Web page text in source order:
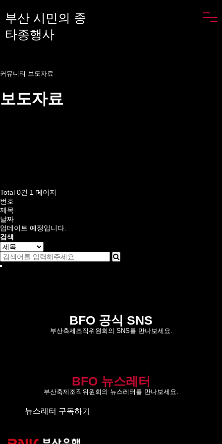
부산 시민의 종
타종행사
커뮤니티 보도자료
보도자료
Total 0건 1 페이지
번호
제목
날짜
업데이트 예정입니다.
검색
BFO 공식 SNS
부산축제조직위원회의 SNS를 만나보세요.
BFO 뉴스레터
부산축제조직위원회의 뉴스레터를 만나보세요.
뉴스레터 구독하기